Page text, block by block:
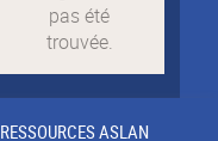
RESSOURCES ASLAN